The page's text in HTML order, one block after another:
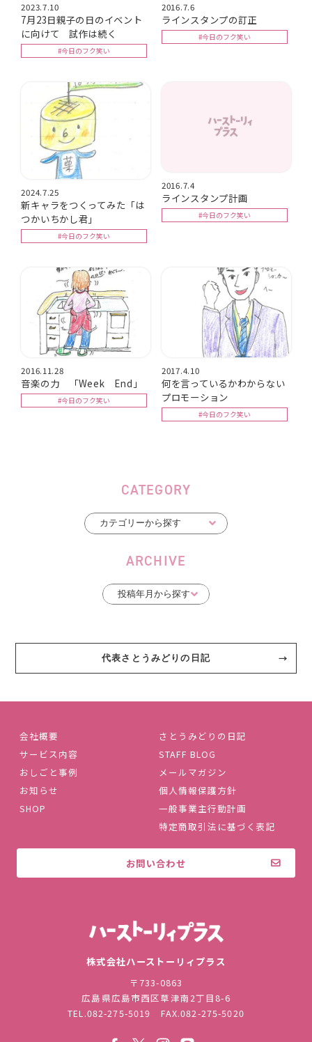
2023.7.10
7月23日親子の日のイベント
に向けて 試作は続く
#今日のフク笑い
2016.7.6
ラインスタンプの訂正
#今日のフク笑い
2024.7.25
新キャラをつくってみた「は
つかいちかし君」
#今日のフク笑い
2016.7.4
ラインスタンプ計画
#今日のフク笑い
2016.11.28
音楽の力 「Week End」
#今日のフク笑い
2017.4.10
何を言っているかわからない
プロモーション
#今日のフク笑い
CATEGORY
ARCHIVE
代表さとうみどりの日記
会社概要
サービス内容
おしごと事例
お知らせ
SHOP
さとうみどりの日記
STAFF BLOG
メールマガジン
個人情報保護方針
一般事業主行動計画
特定商取引法に基づく表記
お問い合わせ
株式会社ハーストーリィプラス
〒733-0863
広島県広島市西区草津南2丁目8-6
TEL.082-275-5019 FAX.082-275-5020